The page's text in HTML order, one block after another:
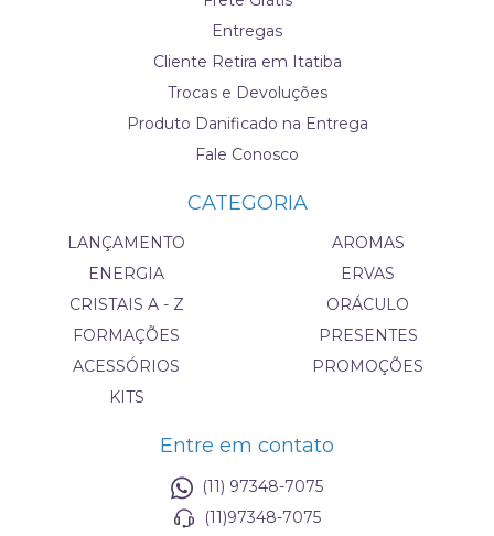
Entregas
Cliente Retira em Itatiba
Trocas e Devoluções
Produto Danificado na Entrega
Fale Conosco
CATEGORIA
LANÇAMENTO
ENERGIA
CRISTAIS A - Z
FORMAÇÕES
ACESSÓRIOS
KITS
AROMAS
ERVAS
ORÁCULO
PRESENTES
PROMOÇÕES
Entre em contato
(11) 97348-7075
(11)97348-7075